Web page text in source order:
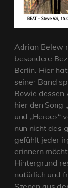
Adrian Belew
besondere
Berlin. Hier
seiner Band
Bowie dessen
hier den Song
und „Heroes“
nun nicht das
gefühlt jeder
erinnern
Hintergrund
natürlich und